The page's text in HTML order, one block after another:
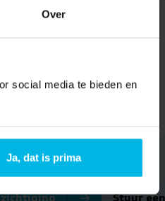
Over
social media te bieden en
Ja, dat is prima
Stuur